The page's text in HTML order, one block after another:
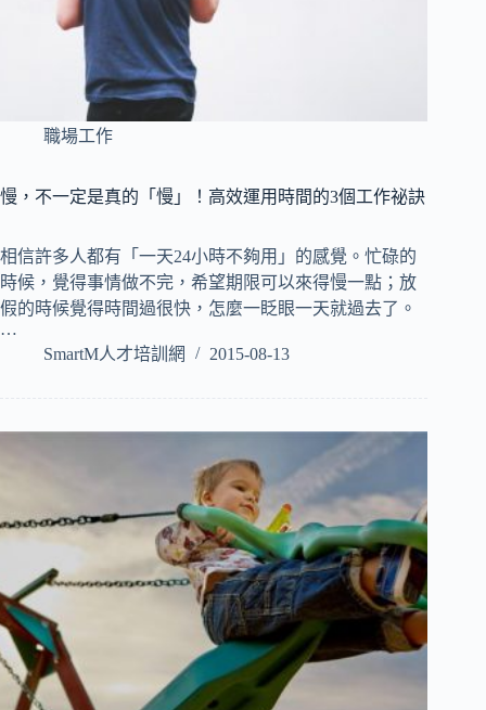
職場工作
慢，不一定是真的「慢」！高效運用時間的3個工作祕訣
相信許多人都有「一天24小時不夠用」的感覺。忙碌的
時候，覺得事情做不完，希望期限可以來得慢一點；放
假的時候覺得時間過很快，怎麼一眨眼一天就過去了。
…
SmartM人才培訓網
2015-08-13